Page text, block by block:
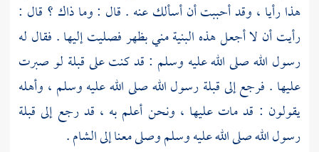
هذا رأيا ، وقد أحببت أن أسألك عنه . قال : وما ذاك ؟ قال :
رأيت أن لا أجعل هذه البنية مني بظهر فصليت إليها . فقال له
رسول الله صلى الله عليه وسلم : قد كنت على قبلة لو صبرت
عليها . فرجع إلى قبلة رسول الله صلى الله عليه وسلم ، وأهله
يقولون : قد مات عليها ، ونحن أعلم به ، قد رجع إلى قبلة
رسول الله صلى الله عليه وسلم وصلى معنا إلىالشام.